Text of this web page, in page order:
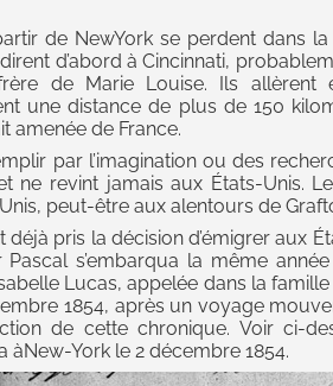
de NewYork se perdent dans
d’abord à Cincinnati,
de Marie Louise. Ils allèrent
une distance de plus de 150
amenée de France.
par l’imagination ou des
ne revint jamais aux États-Unis.
peut-être aux alentours de
pris la décision d’émigrer aux
s’embarqua la même
Lucas, appelée dans la
1854, après un voyage
de cette chronique. Voir ci-
York le 2 décembre 1854.